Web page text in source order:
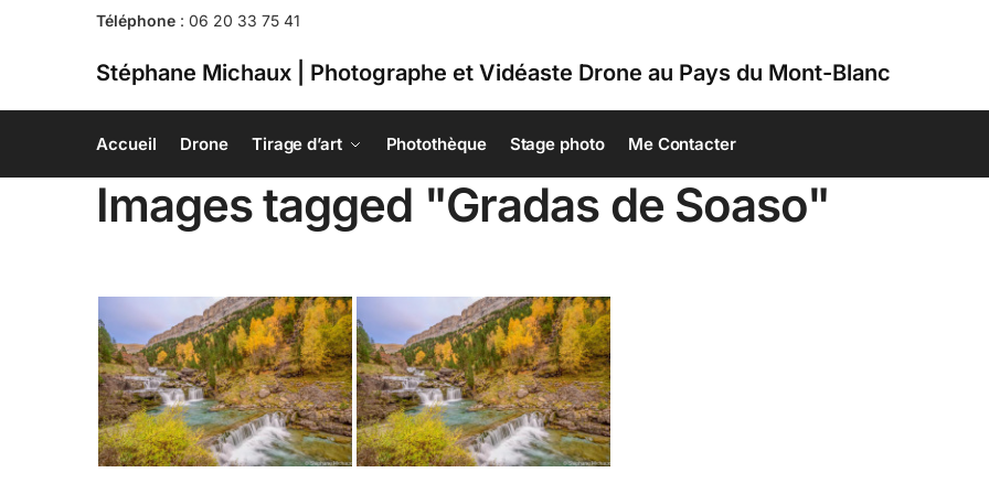
Téléphone : 06 20 33 75 41
Stéphane Michaux | Photographe et Vidéaste Drone au Pays du Mont-Blanc
Accueil Drone Tirage d’art Photothèque Stage photo Me Contacter
Images tagged "Gradas de Soaso"